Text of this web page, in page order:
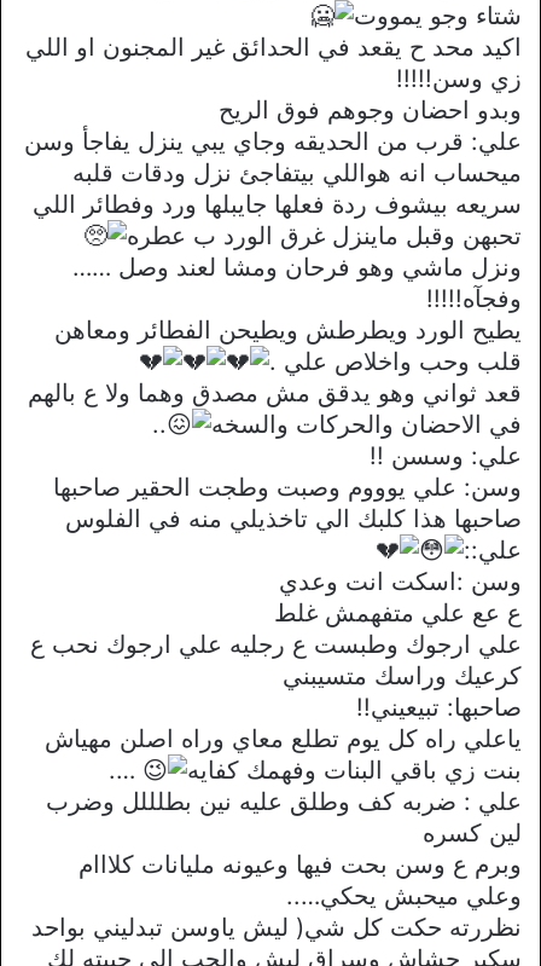
شتاء وجو يمووت
اكيد محد ح يقعد في الحدائق غير المجنون او اللي
زي وسن!!!!!
وبدو احضان وجوهم فوق الريح
علي: قرب من الحديقه وجاي يبي ينزل يفاجأ وسن
ميحساب انه هواللي بيتفاجئ نزل ودقات قلبه
سريعه بيشوف ردة فعلها جايبلها ورد وفطائر اللي
تحبهن وقبل ماينزل غرق الورد ب عطره
ونزل ماشي وهو فرحان ومشا لعند وصل ……
وفجآه!!!!!
يطيح الورد ويطرطش ويطيحن الفطائر ومعاهن
قلب وحب واخلاص علي .
قعد ثواني وهو يدقق مش مصدق وهما ولا ع بالهم
في الاحضان والحركات والسخه
..
علي: وسسن !!
وسن: علي يوووم وصبت وطجت الحقير صاحبها
صاحبها هذا كلبك الي تاخذيلي منه في الفلوس
علي::
وسن :اسكت انت وعدي
ع عع علي متفهمش غلط
علي ارجوك وطبست ع رجليه علي ارجوك نحب ع
كرعيك وراسك متسيبني
صاحبها: تبيعيني!!
ياعلي راه كل يوم تطلع معاي وراه اصلن مهياش
بنت زي باقي البنات وفهمك كفايه
….
علي : ضربه كف وطلق عليه نين بطلللل وضرب
لين كسره
وبرم ع وسن بحت فيها وعيونه مليانات كلااام
وعلي ميحبش يحكي…..
نظررته حكت كل شي( ليش ياوسن تبدليني بواحد
سكير حشاش وسراق ليش والحب الي حبيته لك